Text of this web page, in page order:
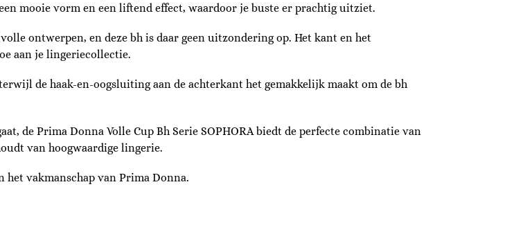
mooie vorm en een liftend effect, waardoor je buste er prachtig uitziet.
ontwerpen, en deze bh is daar geen uitzondering op. Het kant en het
aan je lingeriecollectie.
de haak-en-oogsluiting aan de achterkant het gemakkelijk maakt om de bh
de Prima Donna Volle Cup Bh Serie SOPHORA biedt de perfecte combinatie van
van hoogwaardige lingerie.
het vakmanschap van Prima Donna.